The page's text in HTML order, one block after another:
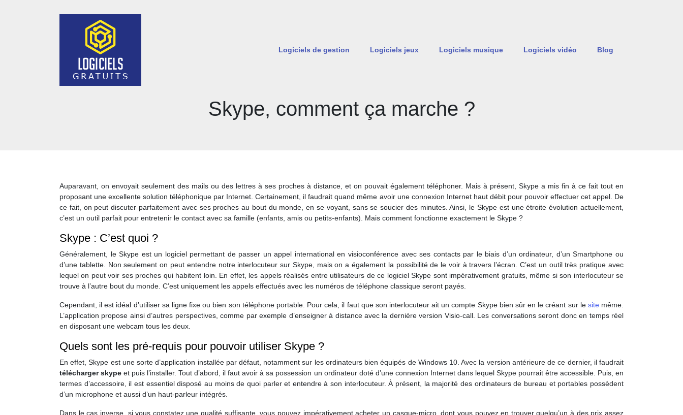
Logiciels de gestion Logiciels jeux Logiciels musique Logiciels vidéo Blog
Skype, comment ça marche ?
Auparavant, on envoyait seulement des mails ou des lettres à ses proches à distance, et on pouvait également téléphoner. Mais à présent, Skype a mis fin à ce fait tout en
proposant une excellente solution téléphonique par Internet. Certainement, il faudrait quand même avoir une connexion Internet haut débit pour pouvoir effectuer cet appel. De
ce fait, on peut discuter parfaitement avec ses proches au bout du monde, en se voyant, sans se soucier des minutes. Ainsi, le Skype est une étroite évolution actuellement,
c’est un outil parfait pour entretenir le contact avec sa famille (enfants, amis ou petits-enfants). Mais comment fonctionne exactement le Skype ?
Skype : C’est quoi ?
Généralement, le Skype est un logiciel permettant de passer un appel international en visioconférence avec ses contacts par le biais d’un ordinateur, d’un Smartphone ou
d’une tablette. Non seulement on peut entendre notre interlocuteur sur Skype, mais on a également la possibilité de le voir à travers l’écran. C’est un outil très pratique avec
lequel on peut voir ses proches qui habitent loin. En effet, les appels réalisés entre utilisateurs de ce logiciel Skype sont impérativement gratuits, même si son interlocuteur se
trouve à l’autre bout du monde. C’est uniquement les appels effectués avec les numéros de téléphone classique seront payés.
Cependant, il est idéal d’utiliser sa ligne fixe ou bien son téléphone portable. Pour cela, il faut que son interlocuteur ait un compte Skype bien sûr en le créant sur le sitemême.
L’application propose ainsi d’autres perspectives, comme par exemple d’enseigner à distance avec la dernière version Visio-call. Les conversations seront donc en temps réel
en disposant une webcam tous les deux.
Quels sont les pré-requis pour pouvoir utiliser Skype ?
En effet, Skype est une sorte d’application installée par défaut, notamment sur les ordinateurs bien équipés de Windows 10. Avec la version antérieure de ce dernier, il faudrait
télécharger skype et puis l’installer. Tout d’abord, il faut avoir à sa possession un ordinateur doté d’une connexion Internet dans lequel Skype pourrait être accessible. Puis, en
termes d’accessoire, il est essentiel disposé au moins de quoi parler et entendre à son interlocuteur. À présent, la majorité des ordinateurs de bureau et portables possèdent
d’un microphone et aussi d’un haut-parleur intégrés.
Dans le cas inverse, si vous constatez une qualité suffisante, vous pouvez impérativement acheter un casque-micro, dont vous pouvez en trouver quelqu’un à des prix assez